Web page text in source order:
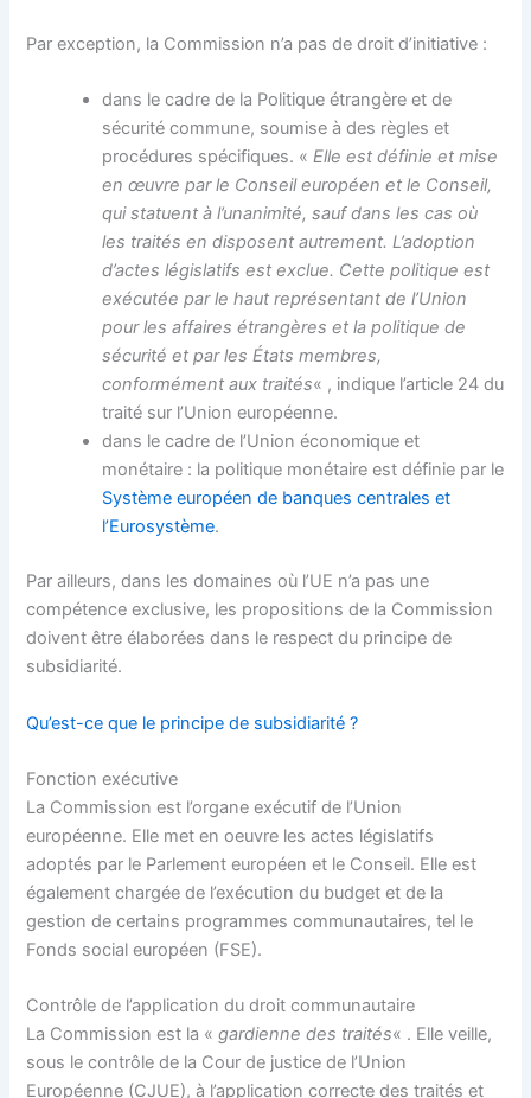
Par exception, la Commission n’a pas de droit d’initiative :
dans le cadre de la Politique étrangère et de
sécurité commune, soumise à des règles et
procédures spécifiques. «Elle est définie et mise
en œuvre par le Conseil européen et le Conseil,
qui statuent à l’unanimité, sauf dans les cas où
les traités en disposent autrement. L’adoption
d’actes législatifs est exclue. Cette politique est
exécutée par le haut représentant de l’Union
pour les affaires étrangères et la politique de
sécurité et par les États membres,
conformément aux traités« , indique l’article 24 du
traité sur l’Union européenne.
dans le cadre de l’Union économique et
monétaire : la politique monétaire est définie par le
Système européen de banques centrales et
l’Eurosystème.
Par ailleurs, dans les domaines où l’UE n’a pas une
compétence exclusive, les propositions de la Commission
doivent être élaborées dans le respect du principe de
subsidiarité.
Qu’est-ce que le principe de subsidiarité ?
Fonction exécutive
La Commission est l’organe exécutif de l’Union
européenne. Elle met en oeuvre les actes législatifs
adoptés par le Parlement européen et le Conseil. Elle est
également chargée de l’exécution du budget et de la
gestion de certains programmes communautaires, tel le
Fonds social européen (FSE).
Contrôle de l’application du droit communautaire
La Commission est la «gardienne des traités« . Elle veille,
sous le contrôle de la Cour de justice de l’Union
Européenne (CJUE), à l’application correcte des traités et